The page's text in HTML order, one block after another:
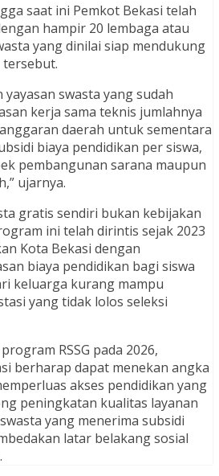
saat ini Pemkot Bekasi telah
hampir 20 lembaga atau
yang dinilai siap mendukung
swasta yang sudah
kerja sama teknis jumlahnya
daerah untuk sementara
biaya pendidikan per siswa,
pembangunan sarana maupun
ujarnya.
gratis sendiri bukan kebijakan
ini telah dirintis sejak 2023
Kota Bekasi dengan
biaya pendidikan bagi siswa
keluarga kurang mampu
yang tidak lolos seleksi
RSSG pada 2026,
berharap dapat menekan angka
akses pendidikan yang
peningkatan kualitas layanan
yang menerima subsidi
latar belakang sosial